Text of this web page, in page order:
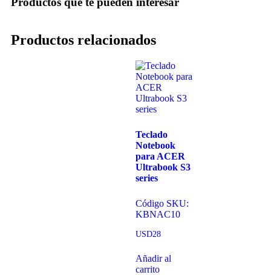
Productos relacionados
Teclado
Notebook
para ACER
Ultrabook S3
series
Código SKU:
KBNAC10
USD28
Añadir al
carrito